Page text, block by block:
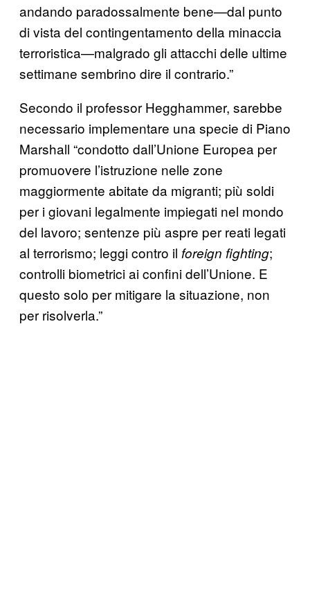
andando paradossalmente bene—dal punto
di vista del contingentamento della minaccia
terroristica—malgrado gli attacchi delle ultime
settimane sembrino dire il contrario.”
Secondo il professor Hegghammer, sarebbe
necessario implementare una specie di Piano
Marshall “condotto dall’Unione Europea per
promuovere l’istruzione nelle zone
maggiormente abitate da migranti; più soldi
per i giovani legalmente impiegati nel mondo
del lavoro; sentenze più aspre per reati legati
al terrorismo; leggi contro il foreign fighting;
controlli biometrici ai confini dell’Unione. E
questo solo per mitigare la situazione, non
per risolverla.”